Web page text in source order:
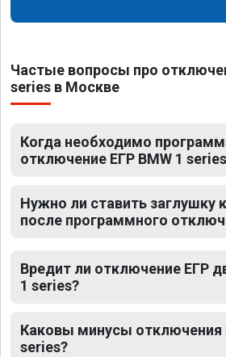
Частые вопросы про
series в Москве
Когда необходимо
отключение ЕГР BMW 1
Нужно ли ставить заглушку
после программного
Вредит ли отключение ЕГР
1 series?
Каковы минусы отключения
series?